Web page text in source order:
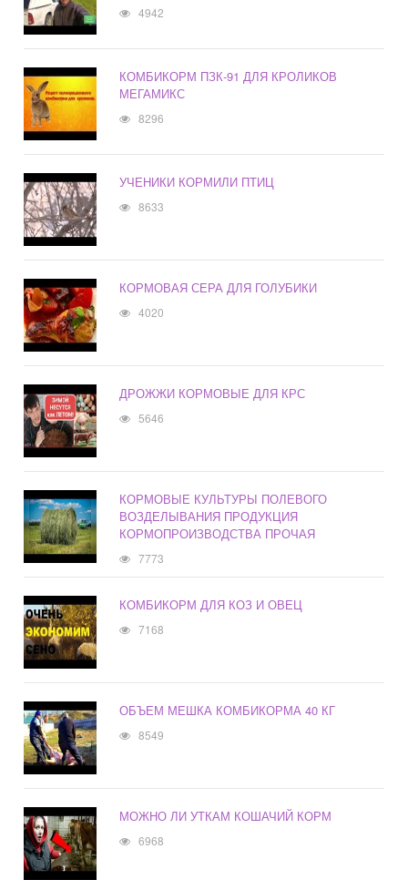
4942
КОМБИКОРМ ПЗК-91 ДЛЯ КРОЛИКОВ
МЕГАМИКС
8296
УЧЕНИКИ КОРМИЛИ ПТИЦ
8633
КОРМОВАЯ СЕРА ДЛЯ ГОЛУБИКИ
4020
ДРОЖЖИ КОРМОВЫЕ ДЛЯ КРС
5646
КОРМОВЫЕ КУЛЬТУРЫ ПОЛЕВОГО
ВОЗДЕЛЫВАНИЯ ПРОДУКЦИЯ
КОРМОПРОИЗВОДСТВА ПРОЧАЯ
7773
КОМБИКОРМ ДЛЯ КОЗ И ОВЕЦ
7168
ОБЪЕМ МЕШКА КОМБИКОРМА 40 КГ
8549
МОЖНО ЛИ УТКАМ КОШАЧИЙ КОРМ
6968